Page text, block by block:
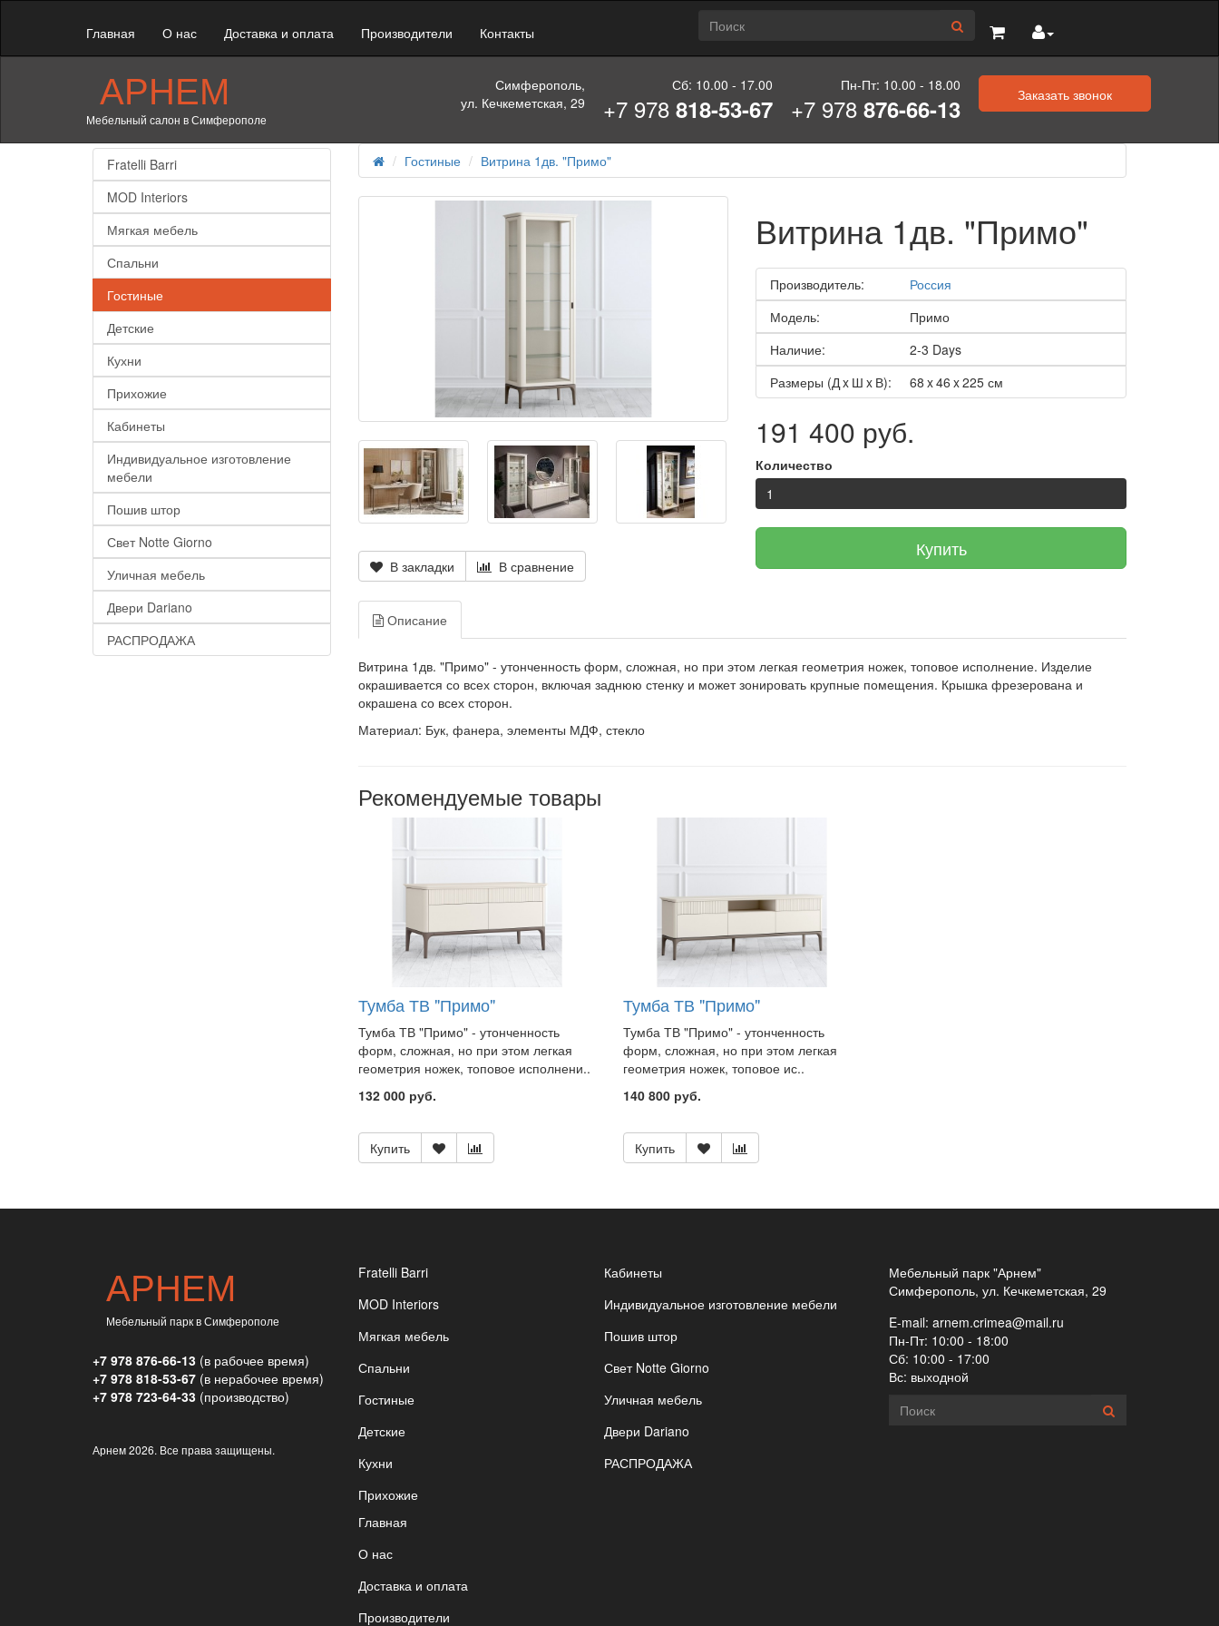
Главная О нас Доставка и оплата Производители Контакты
АРНЕМ
Мебельный салон в Симферополе
Симферополь,
ул. Кечкеметская, 29
Сб: 10.00 - 17.00
+7 978818-53-67
Пн-Пт: 10.00 - 18.00
+7 978876-66-13 Заказать звонок
Fratelli Barri
MOD Interiors
Мягкая мебель
Спальни
Гостиные
Детские
Кухни
Прихожие
Кабинеты
Индивидуальное изготовление
мебели
Пошив штор
Свет Notte Giorno
Уличная мебель
Двери Dariano
РАСПРОДАЖА
Гостиные Витрина 1дв. "Примо"
В закладки В сравнение
Витрина 1дв. "Примо"
Производитель:
Россия
Модель:
Примо
Наличие:
2-3 Days
Размеры (Д x Ш x В):
68 x 46 x 225 см
191 400 руб.
Количество
Купить
Описание
Витрина 1дв. "Примо" - утонченность форм, сложная, но при этом легкая геометрия ножек, топовое исполнение. Изделие
окрашивается со всех сторон, включая заднюю стенку и может зонировать крупные помещения. Крышка фрезерована и
окрашена со всех сторон.
Материал: Бук, фанера, элементы МДФ, стекло
Рекомендуемые товары
Тумба ТВ "Примо"
Тумба ТВ "Примо" - утонченность
форм, сложная, но при этом легкая
геометрия ножек, топовое исполнени..
132 000 руб.
Купить
Тумба ТВ "Примо"
Тумба ТВ "Примо" - утонченность
форм, сложная, но при этом легкая
геометрия ножек, топовое ис..
140 800 руб.
Купить
АРНЕМ
Мебельный парк в Симферополе
+7 978 876-66-13 (в рабочее время)
+7 978 818-53-67 (в нерабочее время)
+7 978 723-64-33 (производство)
Арнем2026. Все права защищены.
Fratelli Barri
MOD Interiors
Мягкая мебель
Спальни
Гостиные
Детские
Кухни
Прихожие
Кабинеты
Индивидуальное изготовление мебели
Пошив штор
Свет Notte Giorno
Уличная мебель
Двери Dariano
РАСПРОДАЖА
Главная
О нас
Доставка и оплата
Производители
Мебельный парк "Арнем"
Симферополь, ул. Кечкеметская, 29
E-mail: arnem.crimea@mail.ru
Пн-Пт: 10:00 - 18:00
Сб: 10:00 - 17:00
Вс: выходной